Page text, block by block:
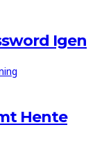
Igen
Hente